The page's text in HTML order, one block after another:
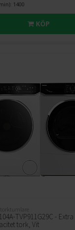
1400
KÖP
TVP911G29C -
tork, Vit